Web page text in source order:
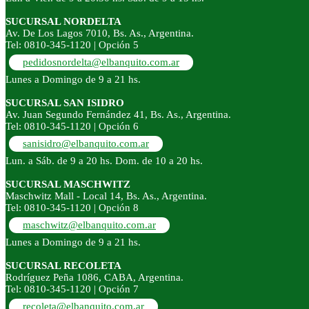
SUCURSAL NORDELTA
Av. De Los Lagos 7010, Bs. As., Argentina.
Tel: 0810-345-1120 | Opción 5
pedidosnordelta@elbanquito.com.ar
Lunes a Domingo de 9 a 21 hs.
SUCURSAL SAN ISIDRO
Av. Juan Segundo Fernández 41, Bs. As., Argentina.
Tel: 0810-345-1120 | Opción 6
sanisidro@elbanquito.com.ar
Lun. a Sáb. de 9 a 20 hs. Dom. de 10 a 20 hs.
SUCURSAL MASCHWITZ
Maschwitz Mall - Local 14, Bs. As., Argentina.
Tel: 0810-345-1120 | Opción 8
maschwitz@elbanquito.com.ar
Lunes a Domingo de 9 a 21 hs.
SUCURSAL RECOLETA
Rodríguez Peña 1086, CABA, Argentina.
Tel: 0810-345-1120 | Opción 7
recoleta@elbanquito.com.ar